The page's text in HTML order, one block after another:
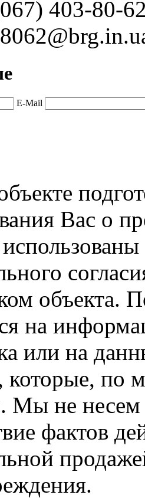
403-80-
E-Mail
Вас о
объекта.
на
или на
которые, по
не несем
фактов